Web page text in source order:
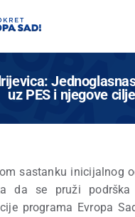
Program
Asocijacija žena
uz PES i njegove
sastanku inicijalnog
da se pruži
programa Evropa